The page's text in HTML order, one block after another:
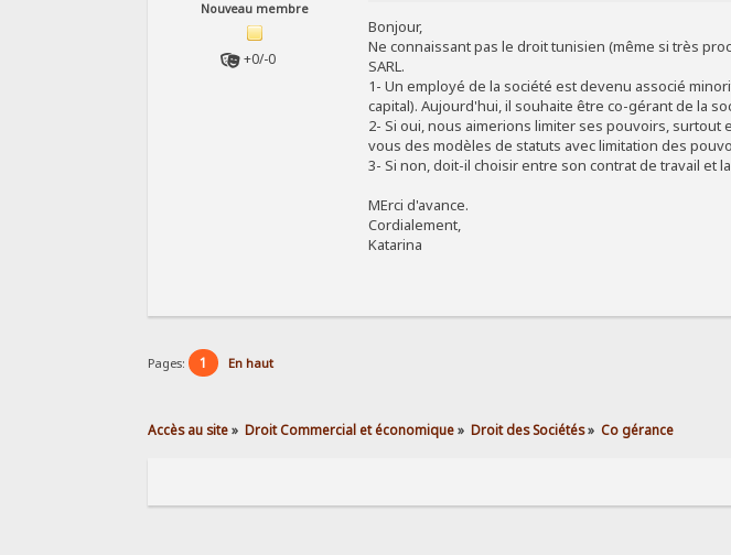
Nouveau membre
+0/-0
Bonjour,
Ne connaissant pas le droit tunisien (même si très
SARL.
1- Un employé de la société est devenu associé
capital). Aujourd'hui, il souhaite être co-gérant de la
2- Si oui, nous aimerions limiter ses pouvoirs,
vous des modèles de statuts avec limitation des
3- Si non, doit-il choisir entre son contrat de travail et
MErci d'avance.
Cordialement,
Katarina
Pages: 1 En haut
Accès au site» Droit Commercial et économique» Droit des Sociétés» Co gérance